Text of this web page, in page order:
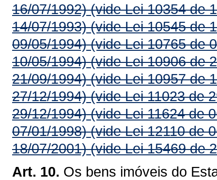
16/07/1992)(vide Lei 10354 de
14/07/1993)(vide Lei 10545 de
09/05/1994)(vide Lei 10765 de
10/05/1994)(vide Lei 10906 de
21/09/1994)(vide Lei 10957 de
27/12/1994)(vide Lei 11023 de
29/12/1994)(vide Lei 11624 de
07/01/1998)(vide Lei 12110 de
18/07/2001)(vide Lei 15469 de
Art. 10. Os bens imóveis do